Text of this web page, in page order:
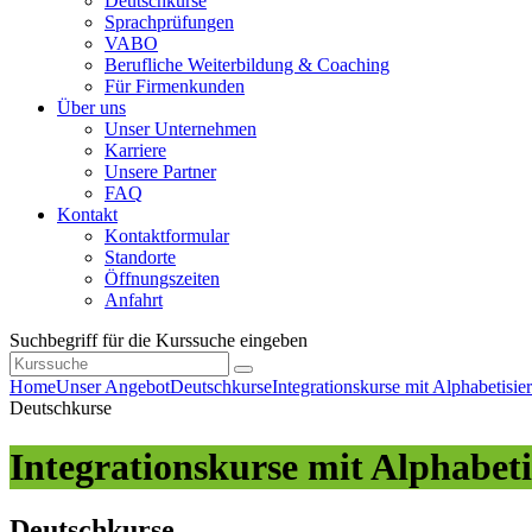
Sprachprüfungen
VABO
Berufliche Weiterbildung & Coaching
Für Firmenkunden
Über uns
Unser Unternehmen
Karriere
Unsere Partner
FAQ
Kontakt
Kontaktformular
Standorte
Öffnungszeiten
Anfahrt
Suchbegriff für die Kurssuche eingeben
HomeUnser AngebotDeutschkurseIntegrationskurse mit
Deutschkurse
Integrationskurse mit